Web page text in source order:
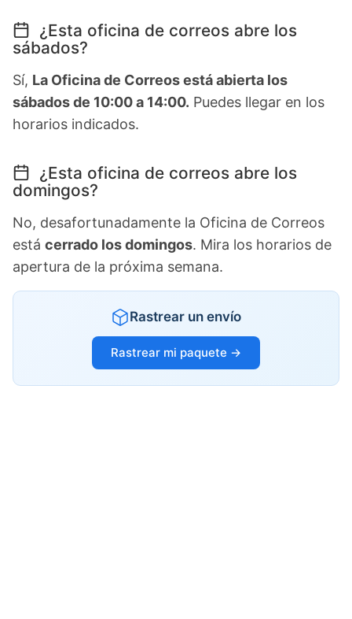
¿Esta oficina de correos abre los
sábados?
Sí, La Oficina de Correos está abierta los
sábados de 10:00 a 14:00. Puedes llegar en los
horarios indicados.
¿Esta oficina de correos abre los
domingos?
No, desafortunadamente la Oficina de Correos
está cerrado los domingos. Mira los horarios de
apertura de la próxima semana.
Rastrear un envío
Rastrear mi paquete →